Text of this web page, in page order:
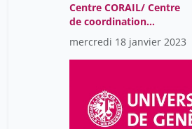
Centre CORAIL/ Centre
de coordination
interdisiplinaire et de
soins des maladies rares
et complexes de l'enfant
mercredi 18 janvier 2023